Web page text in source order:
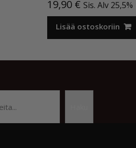
19,90 € Sis. Alv 25,5%
Lisää ostoskoriin